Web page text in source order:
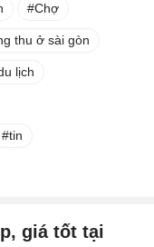
Chợ
thu ở sài gòn
lịch
tin
giá tốt tại